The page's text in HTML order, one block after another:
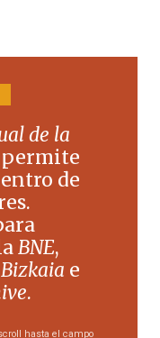
de la
permite
de
BNE,
e
.
hasta el campo